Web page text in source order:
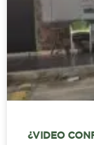
¿VIDEO